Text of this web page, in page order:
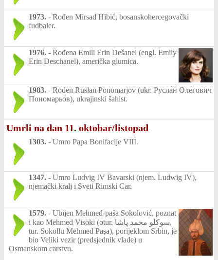
1973. - Rođen Mirsad Hibić, bosanskohercegovački
fudbaler.
1976. - Rođena Emili Erin Dešanel (engl. Emily
Erin Deschanel), američka glumica.
1983. - Rođen Ruslan Ponomarjov (ukr. Русла́н Оле́гович
Пономарьо́в), ukrajinski šahist.
Umrli na dan 11. oktobar/listopad
1303. - Umro Papa Bonifacije VIII.
1347. - Umro Ludvig IV Bavarski (njem. Ludwig IV),
njemački kralj i Sveti Rimski Car.
1579. - Ubijen Mehmed-paša Sokolović, poznat
i kao Mehmed Visoki (otur. سوکلو محمد پاشا,
tur. Sokollu Mehmed Paşa), porijeklom Srbin, je
bio Veliki vezir (predsjednik vlade) u
Osmanskom carstvu.